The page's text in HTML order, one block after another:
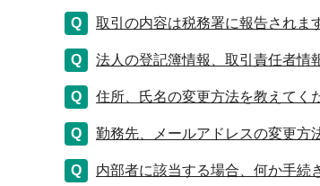
取引の内容は税務署に報告されま
法人の登記簿情報、取引責任者情
住所、氏名の変更方法を教えてく
勤務先、メールアドレスの変更方
内部者に該当する場合、何か手続